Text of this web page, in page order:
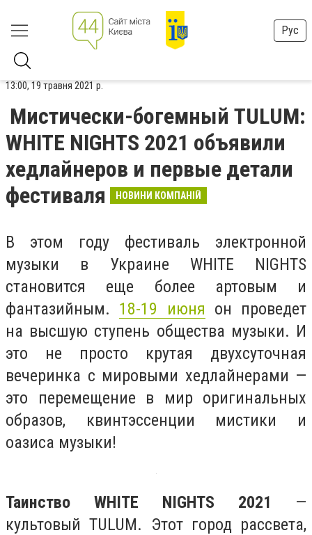
Рус
13:00, 19 травня 2021 р.
Мистически-богемный TULUM:
WHITE NIGHTS 2021 объявили
хедлайнеров и первые детали
фестиваля
НОВИНИ КОМПАНІЙ
В этом году фестиваль электронной
музыки в Украине WHITE NIGHTS
становится еще более артовым и
фантазийным. 18-19 июня он проведет
на высшую ступень общества музыки. И
это не просто крутая двухсуточная
вечеринка с мировыми хедлайнерами —
это перемещение в мир оригинальных
образов, квинтэссенции мистики и
оазиса музыки!
Таинство WHITE NIGHTS 2021
—
культовый TULUM. Этот город рассвета,